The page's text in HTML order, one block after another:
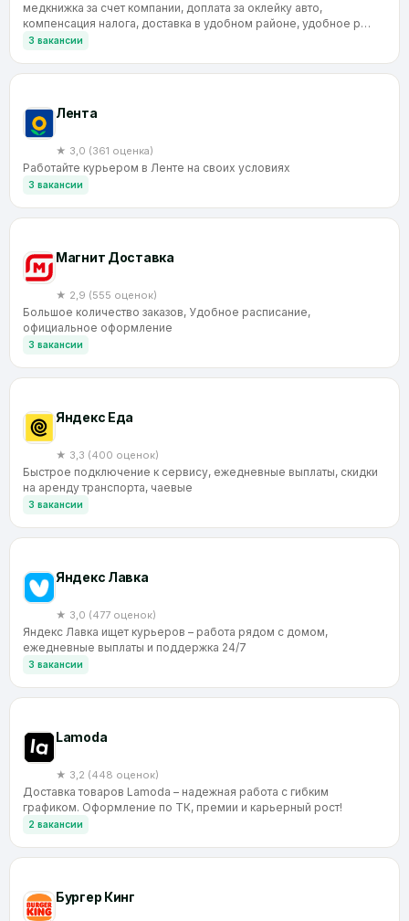
медкнижка за счет компании, доплата за оклейку авто,
компенсация налога, доставка в удобном районе, удобное р…
3 вакансии
Лента
★ 3,0 (361 оценка)
Работайте курьером в Ленте на своих условиях
3 вакансии
Магнит Доставка
★ 2,9 (555 оценок)
Большое количество заказов, Удобное расписание,
официальное оформление
3 вакансии
Яндекс Еда
★ 3,3 (400 оценок)
Быстрое подключение к сервису, ежедневные выплаты, скидки
на аренду транспорта, чаевые
3 вакансии
Яндекс Лавка
★ 3,0 (477 оценок)
Яндекс Лавка ищет курьеров – работа рядом с домом,
ежедневные выплаты и поддержка 24/7
3 вакансии
Lamoda
★ 3,2 (448 оценок)
Доставка товаров Lamoda – надежная работа с гибким
графиком. Оформление по ТК, премии и карьерный рост!
2 вакансии
Бургер Кинг